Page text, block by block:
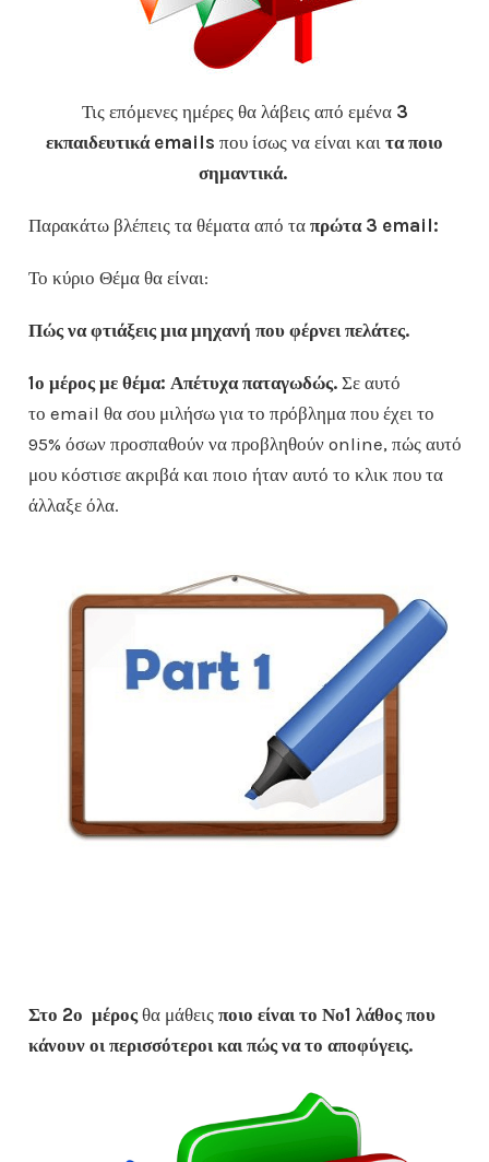
Τις επόμενες ημέρες θα λάβεις από εμένα 3
εκπαιδευτικά emails που ίσως να είναι και τα ποιο
σημαντικά.
Παρακάτω βλέπεις τα θέματα από τα πρώτα 3 email:
Το κύριο Θέμα θα είναι:
Πώς να φτιάξεις μια μηχανή που φέρνει πελάτες.
1ο μέρος με θέμα: Απέτυχα παταγωδώς. Σε αυτό
το email θα σου μιλήσω για το πρόβλημα που έχει το
95% όσων προσπαθούν να προβληθούν online, πώς αυτό
μου κόστισε ακριβά και ποιο ήταν αυτό το κλικ που τα
άλλαξε όλα.
Στο 2ο μέροςθα μάθεις ποιο είναι το Νο1 λάθος που
κάνουν οι περισσότεροι και πώς να το αποφύγεις.